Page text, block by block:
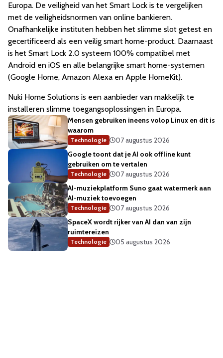
Europa. De veiligheid van het Smart Lock is te vergelijken
met de veiligheidsnormen van online bankieren.
Onafhankelijke instituten hebben het slimme slot getest en
gecertificeerd als een veilig smart home-product. Daarnaast
is het Smart Lock 2.0 systeem 100% compatibel met
Android en iOS en alle belangrijke smart home-systemen
(Google Home, Amazon Alexa en Apple HomeKit).
Nuki Home Solutions is een aanbieder van makkelijk te
installeren slimme toegangsoplossingen in Europa.
Mensen gebruiken ineens volop Linux en dit is
waarom
Technologie
07 augustus 2026
Google toont dat je AI ook offline kunt
gebruiken om te vertalen
Technologie
07 augustus 2026
AI-muziekplatform Suno gaat watermerk aan
AI-muziek toevoegen
Technologie
07 augustus 2026
SpaceX wordt rijker van AI dan van zijn
ruimtereizen
Technologie 05 augustus 2026